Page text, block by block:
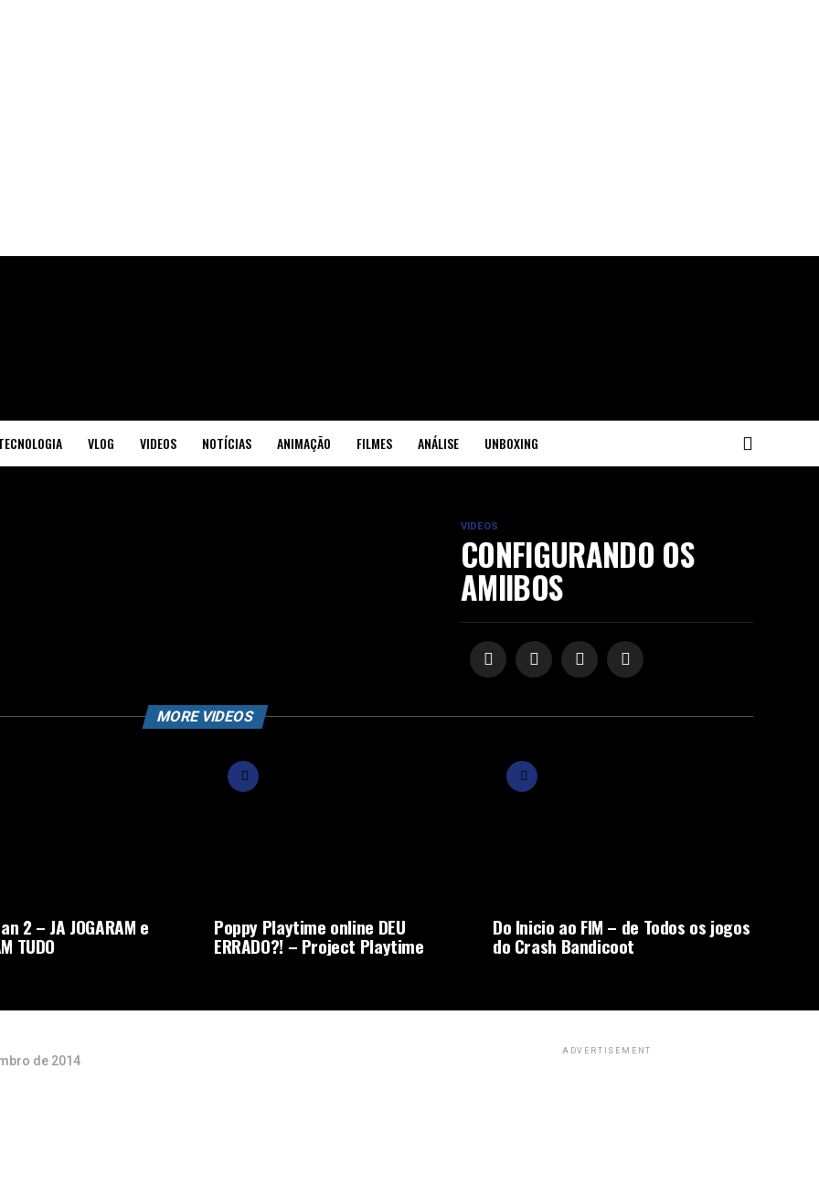
VLOG VIDEOS NOTÍCIAS ANIMAÇÃO FILMES ANÁLISE UNBOXING
VIDEOS
CONFIGURANDO OS
AMIIBOS
MORE VIDEOS
2 – JA JOGARAM e
TUDO
Poppy Playtime online DEU
ERRADO?! – Project Playtime
Do Inicio ao FIM – de Todos os jogos
do Crash Bandicoot
de 2014
ADVERTISEMENT